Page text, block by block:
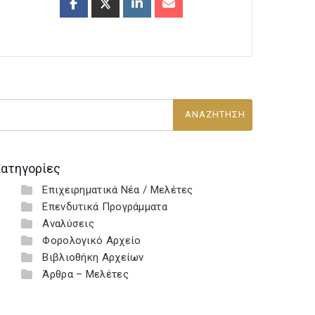
Επιχειρηματικά Νέα / Μελέτες
Επενδυτικά Προγράμματα
Αναλύσεις
Φορολογικό Αρχείο
Βιβλιοθήκη Αρχείων
Άρθρα – Μελέτες